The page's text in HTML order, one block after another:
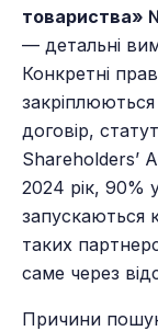
товариства»
— детальні
Конкретні
договір,
Shareholders’
2024 рік, 90%
запускаються
таких
саме через
Причини